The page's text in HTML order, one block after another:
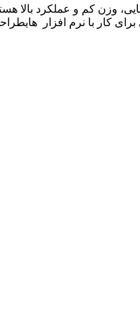
کار با نرم افزار